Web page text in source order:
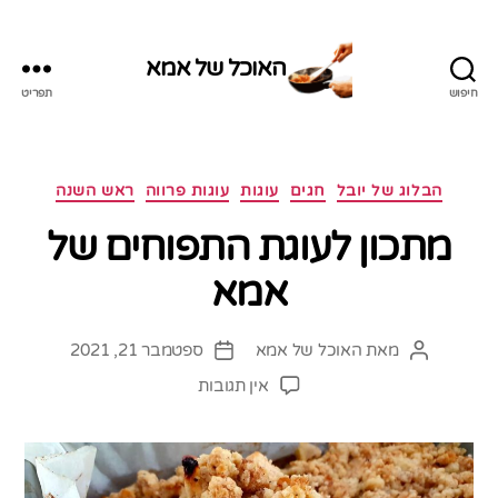
חיפוש
האוכל של אמא
תפריט
קטגוריות הבלוג של יובל חגים עוגות עוגות פרווה ראש השנה
מתכון לעוגת התפוחים של
אמא
המחבר
מאת האוכל של אמא
תאריךספטמבר 21, 2021
אין תגובותעל
התפוחים
של